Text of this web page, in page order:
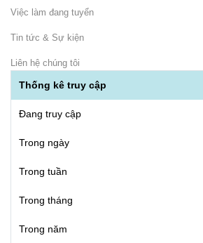
Việc làm đang tuyển
Tin tức & Sự kiện
Liên hệ chúng tôi
Thống kê truy cập
Đang truy cập
Trong ngày
Trong tuần
Trong tháng
Trong năm